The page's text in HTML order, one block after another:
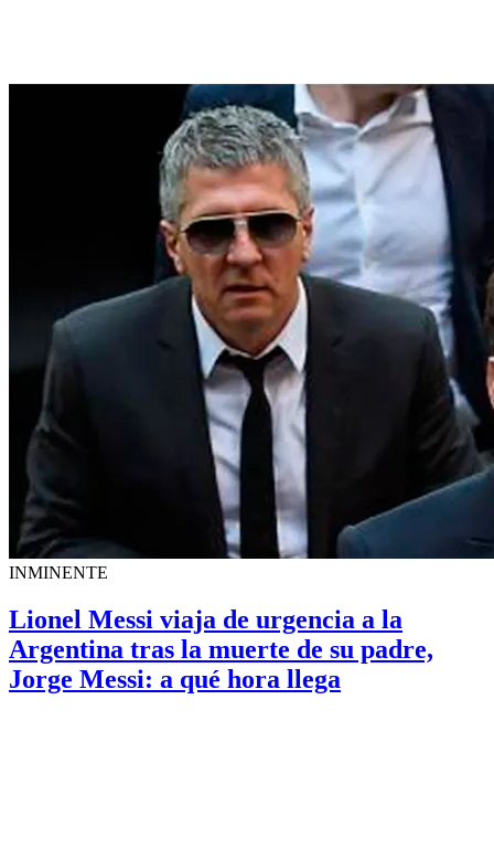
INMINENTE
Lionel Messi viaja de urgencia a la
Argentina tras la muerte de su padre,
Jorge Messi: a qué hora llega